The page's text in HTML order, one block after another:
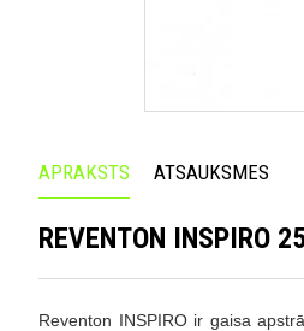
APRAKSTS ATSAUKSMES
REVENTON INSPIRO
Reventon INSPIRO ir gaisa